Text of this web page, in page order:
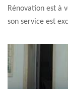
Rénovation est à
son service est